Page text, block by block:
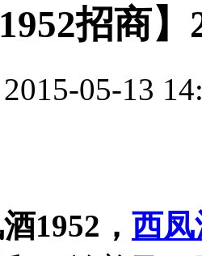
1952招商
05-13
1952， 西